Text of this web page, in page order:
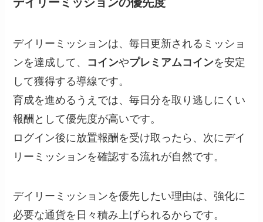
デイリーミッションは、毎日更新されるミッショ
ンを達成して、 コインやプレミアムコインを安定
して獲得する導線です。
育成を進めるうえでは、毎日分を取り逃しにくい
報酬として優先度が高いです。
ログイン後に放置報酬を受け取ったら、次にデイ
リーミッションを確認する流れが自然です。
デイリーミッションを優先したい理由は、強化に
必要な通貨を日々積み上げられるからです。